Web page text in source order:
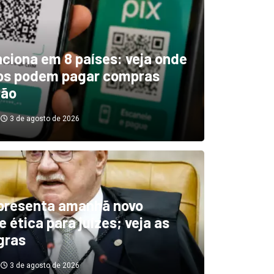
indica El Niño
diminuindo chuvas e
secas de rios
3 de agosto de 2026
em 8 países: veja onde
podem pagar compras
3 de agosto de 2026
amanhã novo
ética para juízes; veja as
3 de agosto de 2026